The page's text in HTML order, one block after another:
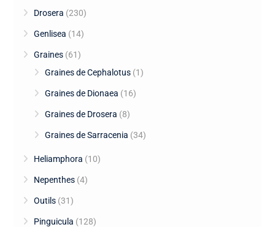
Drosera (230)
Genlisea (14)
Graines (61)
Graines de Cephalotus (1)
Graines de Dionaea (16)
Graines de Drosera (8)
Graines de Sarracenia (34)
Heliamphora (10)
Nepenthes (4)
Outils (31)
Pinguicula (128)